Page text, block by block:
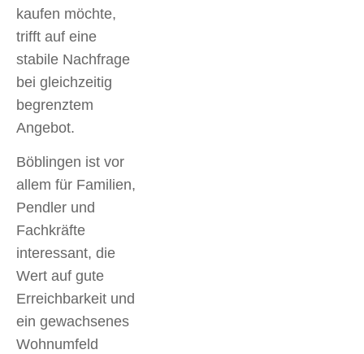
kaufen möchte,
trifft auf eine
stabile Nachfrage
bei gleichzeitig
begrenztem
Angebot.
Böblingen ist vor
allem für Familien,
Pendler und
Fachkräfte
interessant, die
Wert auf gute
Erreichbarkeit und
ein gewachsenes
Wohnumfeld